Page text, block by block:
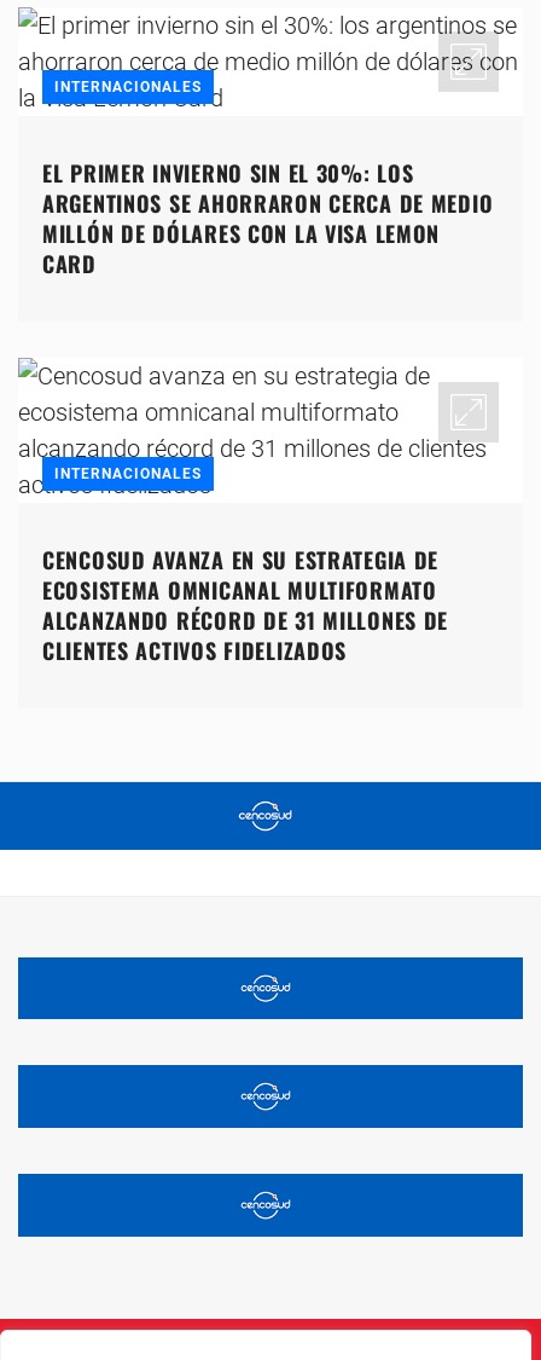
INTERNACIONALES
EL PRIMER INVIERNO SIN EL 30%: LOS
ARGENTINOS SE AHORRARON CERCA DE MEDIO
MILLÓN DE DÓLARES CON LA VISA LEMON
CARD
INTERNACIONALES
CENCOSUD AVANZA EN SU ESTRATEGIA DE
ECOSISTEMA OMNICANAL MULTIFORMATO
ALCANZANDO RÉCORD DE 31 MILLONES DE
CLIENTES ACTIVOS FIDELIZADOS